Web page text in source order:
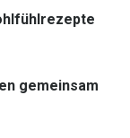
gemeinsam